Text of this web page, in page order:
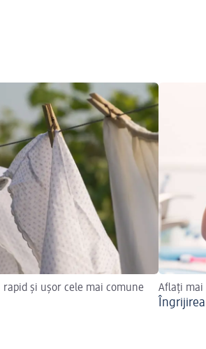
și ușor cele mai comune
Aflați mai